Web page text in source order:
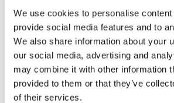
We use cookies to personalise
provide social media features and to
We also share information about your
our social media, advertising and
may combine it with other information
provided to them or that they’ve
of their services.
Share: